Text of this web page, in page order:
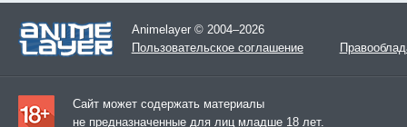
Animelayer © 2004–2026
Пользовательское соглашение
Сайт может содержать материалы
не предназначенные для лиц младше 18 лет.